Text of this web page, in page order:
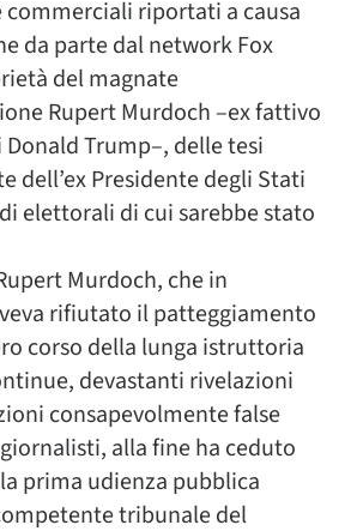
commerciali riportati a causa
da parte dal network Fox
del magnate
Rupert Murdoch –ex fattivo
Trump–, delle tesi
dell’ex Presidente degli Stati
elettorali di cui sarebbe stato
Murdoch, che in
rifiutato il patteggiamento
corso della lunga istruttoria
devastanti rivelazioni
consapevolmente false
alla fine ha ceduto
prima udienza pubblica
tribunale del